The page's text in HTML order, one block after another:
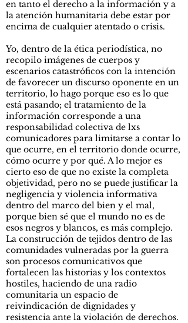
en tanto el derecho a la información y a
la atención humanitaria debe estar por
encima de cualquier atentado o crisis.
Yo, dentro de la ética periodística, no
recopilo imágenes de cuerpos y
escenarios catastróficos con la intención
de favorecer un discurso oponente en un
territorio, lo hago porque eso es lo que
está pasando; el tratamiento de la
información corresponde a una
responsabilidad colectiva de lxs
comunicadores para limitarse a contar lo
que ocurre, en el territorio donde ocurre,
cómo ocurre y por qué. A lo mejor es
cierto eso de que no existe la completa
objetividad, pero no se puede justificar la
negligencia y violencia informativa
dentro del marco del bien y el mal,
porque bien sé que el mundo no es de
esos negros y blancos, es más complejo.
La construcción de tejidos dentro de las
comunidades vulneradas por la guerra
son procesos comunicativos que
fortalecen las historias y los contextos
hostiles, haciendo de una radio
comunitaria un espacio de
reivindicación de dignidades y
resistencia ante la violación de derechos.